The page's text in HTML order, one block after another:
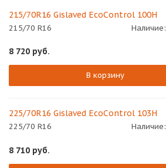
215/70R16 Gislaved EcoControl 100H
215/70 R16 Наличие:
8 720 руб.
В корзину
225/70R16 Gislaved EcoControl 103H
225/70 R16 Наличие:
8 710 руб.